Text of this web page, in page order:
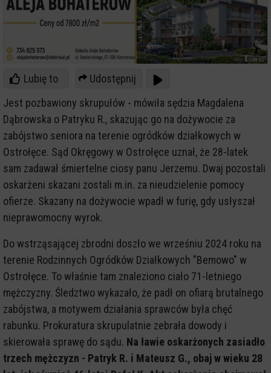
Lubię to
Udostępnij
Jest pozbawiony skrupułów - mówiła sędzia Magdalena
Dąbrowska o Patryku R., skazując go na dożywocie za
zabójstwo seniora na terenie ogródków działkowych w
Ostrołęce. Sąd Okręgowy w Ostrołęce uznał, że 28-latek
sam zadawał śmiertelne ciosy panu Jerzemu. Dwaj pozostali
oskarżeni skazani zostali m.in. za nieudzielenie pomocy
ofierze. Skazany na dożywocie wpadł w furię, gdy usłyszał
nieprawomocny wyrok.
Do wstrząsającej zbrodni doszło we wrześniu 2024 roku na
terenie Rodzinnych Ogródków Działkowych "Bemowo" w
Ostrołęce. To właśnie tam znaleziono ciało 71-letniego
mężczyzny. Śledztwo wykazało, że padł on ofiarą brutalnego
zabójstwa, a motywem działania sprawców była chęć
rabunku. Prokuratura skrupulatnie zebrała dowody i
skierowała sprawę do sądu. Na ławie oskarżonych zasiadło
trzech mężczyzn - Patryk R. i Mateusz G., obaj w wieku 28